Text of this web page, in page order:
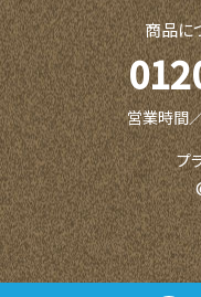
商品に
営業時間
プ